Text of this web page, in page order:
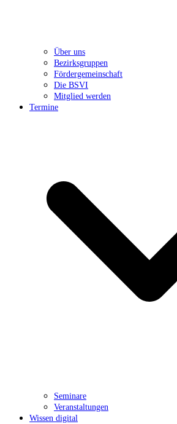
Über uns
Bezirksgruppen
Fördergemeinschaft
Die BSVI
Mitglied werden
Termine
Seminare
Veranstaltungen
Wissen digital